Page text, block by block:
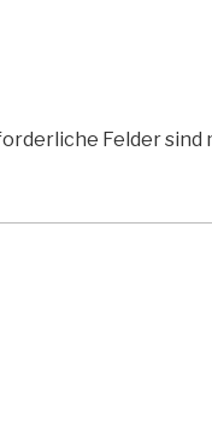
Felder sind